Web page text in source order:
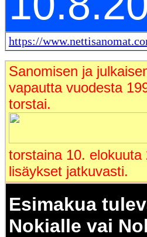
https://
Sanomisen ja
vapautta vuodesta
torstai.
torstaina 10. elokuuta
lisäykset jatkuvasti.
Esimakua
Nokialle vai